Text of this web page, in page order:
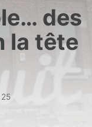
des
la tête